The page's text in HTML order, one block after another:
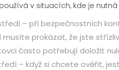
v situacích, kde je
– při bezpečnostních
musíte prokázat, že jste
často potřebují doložit
– když si chcete ověřit,